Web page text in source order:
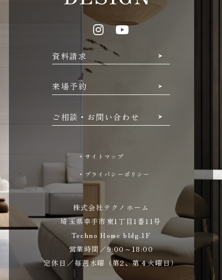
資料請求
来場予約
ご相談・お問い合わせ
・サイトマップ
・プライバシーポリシー
株式会社テクノホーム
埼玉県幸手市東1丁目1番11号
Techno Home bldg.1F
営業時間／9:00～18:00
定休日／毎週水曜（第2、第４火曜日）